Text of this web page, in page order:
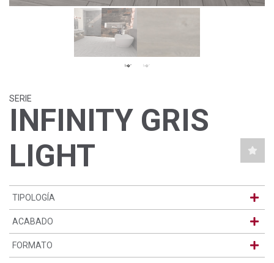
SERIE
INFINITY GRIS
LIGHT
TIPOLOGÍA
ACABADO
FORMATO